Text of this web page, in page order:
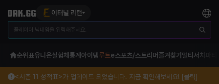
이터널 리턴
순위표유니온실험체 통계 아이템루트e스포츠/스트리머 즐겨찾기 멀티서치 파티
<시즌 11 성적표>가 업데이트 되었습니다. 지금 확인해보세요! [클릭]